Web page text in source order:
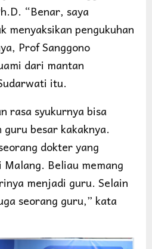
“Benar, saya
menyaksikan pengukuhan
Prof Sanggono
dari mantan
itu.
rasa syukurnya bisa
besar kakaknya.
dokter yang
Beliau memang
menjadi guru. Selain
seorang guru,” kata